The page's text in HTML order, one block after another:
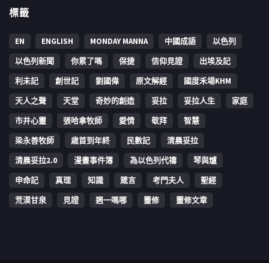
標籤
EN ENGLISH MONDAY MANNA 中國成語
以色列
以色列新聞
你累了嗎 保捷 信仰見證
出埃及記
利未記
創世記 劉國偉 原文解經
國度禾場KHM
天人之聲
天堂 奇妙的創造 妥拉 妥拉人生
家庭
市井心靈
張哈拿牧師 愛情 敬拜
智慧
梁永善牧師
歳首到年終 民數記
清晨妥拉
清晨妥拉2.0
漫畫事件簿 為以色列代禱
琴與爐
申命記
真理 知識 箴言 考門夫人
聖經
荒漠甘泉
見證 週一嗎哪 靈修 靈修文章